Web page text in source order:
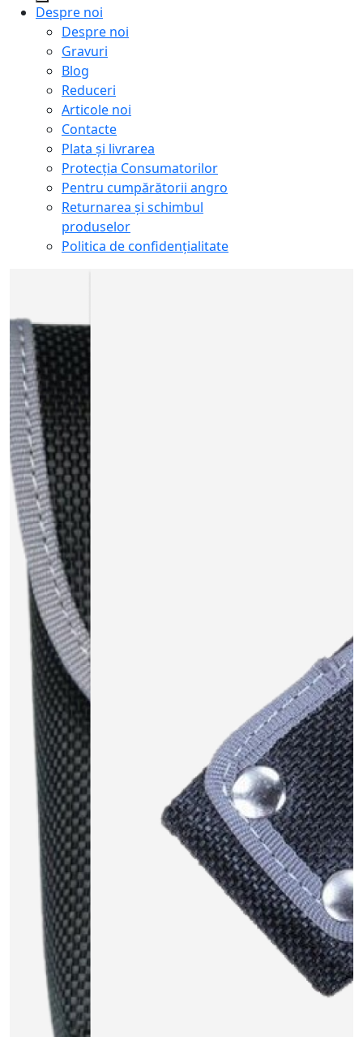
Despre noi
Despre noi
Gravuri
Blog
Reduceri
Articole noi
Contacte
Plata și livrarea
Protecţia Consumatorilor
Pentru cumpărătorii angro
Returnarea și schimbul
produselor
Politica de confidențialitate